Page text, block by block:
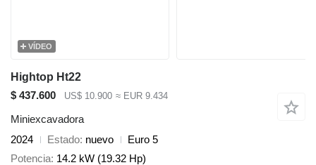
VÍDEO
Hightop Ht22
$ 437.600
US$ 10.900 ≈ EUR 9.434
Miniexcavadora
2024
Estado nuevo
Euro 5
Potencia 14.2 kW (19.32 Hp)